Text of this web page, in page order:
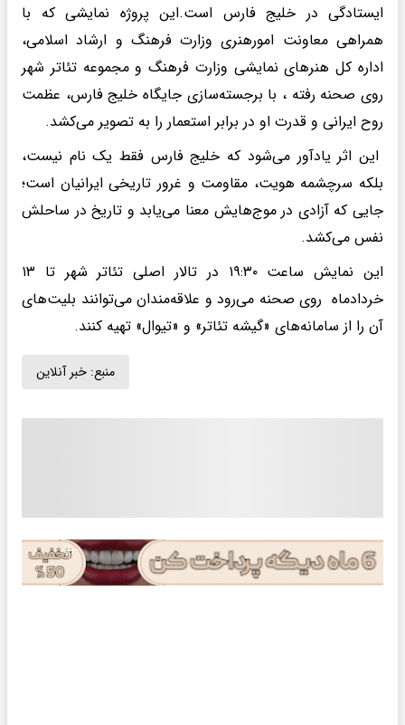
ایستادگی در خلیج فارس است.این پروژه نمایشی که با
همراهی معاونت امورهنری وزارت فرهنگ و ارشاد اسلامی،
اداره کل هنرهای نمایشی وزارت فرهنگ و مجموعه تئاتر شهر
روی صحنه رفته ، با برجسته‌سازی جایگاه خلیج فارس، عظمت
روح ایرانی و قدرت او در برابر استعمار را به تصویر می‌کشد.
این اثر یادآور می‌شود که خلیج فارس فقط یک نام نیست،
بلکه سرچشمه هویت، مقاومت و غرور تاریخی ایرانیان است؛
جایی که آزادی در موج‌هایش معنا می‌یابد و تاریخ در ساحلش
نفس می‌کشد.
این نمایش ساعت ۱۹:۳۰ در تالار اصلی تئاتر شهر تا ۱۳
خردادماه روی صحنه می‌رود و علاقه‌مندان می‌توانند بلیت‌های
آن را از سامانه‌های «گیشه تئاتر» و «تیوال» تهیه کنند.
منبع: خبر آنلاین